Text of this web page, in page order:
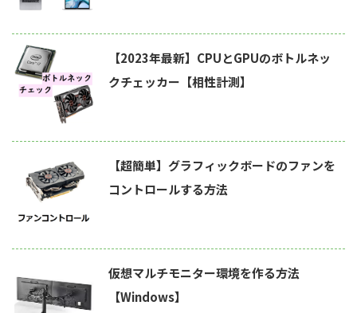
【2023年最新】CPUとGPUのボトルネッ
クチェッカー【相性計測】
【超簡単】グラフィックボードのファンを
コントロールする方法
仮想マルチモニター環境を作る方法
【Windows】